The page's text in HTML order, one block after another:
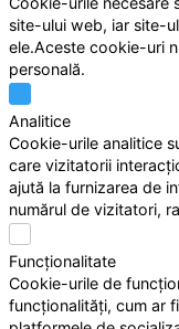
site-ului web, iar site-
ele.Aceste cookie-uri
personală.
Analitice
Cookie-urile analitice
care vizitatorii
ajută la furnizarea de
numărul de vizitatori,
Funcționalitate
Cookie-urile de
funcționalități, cum ar